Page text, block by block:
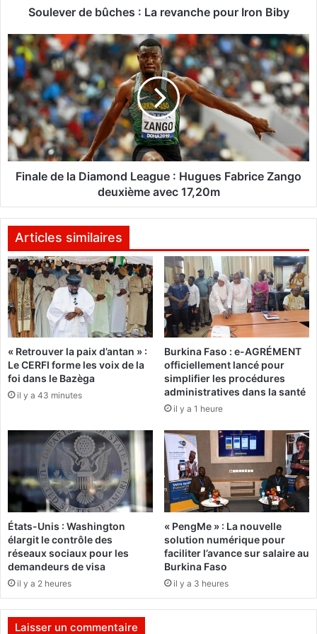
û
c
h
s
:
L
a
r
n
e
p
o
u
r
I
r
o
n
B
Soulever de bûches : La revanche pour Iron Biby
F
i
n
l
e
d
e
l
i
a
o
n
d
L
e
a
g
u
e
:
H
s
F
b
r
i
c
Z
n
Finale de la Diamond League : Hugues Fabrice Zango
deuxième avec 17,20m
Articles similaires
« Retrouver la paix d’antan » :
Le CERFI forme les voix de la
foi dans le Bazèga
il y a 43 minutes
Burkina Faso : e-AGRÉMENT
officiellement lancé pour
simplifier les procédures
administratives dans la santé
il y a 1 heure
États-Unis : Washington
élargit le contrôle des
réseaux sociaux pour les
demandeurs de visa
il y a 2 heures
« PengMe » : La nouvelle
solution numérique pour
faciliter l’avance sur salaire au
Burkina Faso
il y a 3 heures
Laisser un commentaire